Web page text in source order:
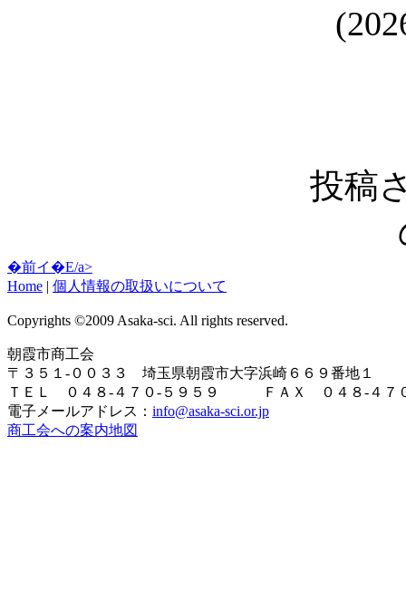
投稿
�前イ�E/a>
Home | 個人情報の取扱いについて
Copyrights ©2009 Asaka-sci. All rights reserved.
朝霞市商工会
〒３５１-００３３ 埼玉県朝霞市大字浜崎６６９番地１
ＴＥＬ ０４８-４７０-５９５９ ＦＡＸ ０４８-４７
電子メールアドレス： info@asaka-sci.or.jp
商工会への案内地図